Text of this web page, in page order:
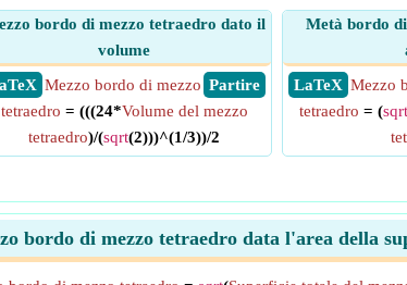
bordo di mezzo tetraedro dato il
volume
​ Partire
Mezzo bordo di mezzo
tetraedro = (((24*Volume del mezzo
tetraedro)/(sqrt(2)))^(1/3))/2
Metà bordo
​ LaTeX Mezzo
tetraedro = (sqrt
bordo di mezzo tetraedro data l'area della